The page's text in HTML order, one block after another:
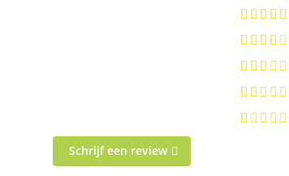
Schrijf een review